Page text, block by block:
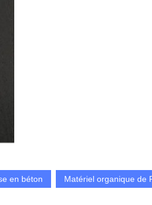
en béton Matériel organique de